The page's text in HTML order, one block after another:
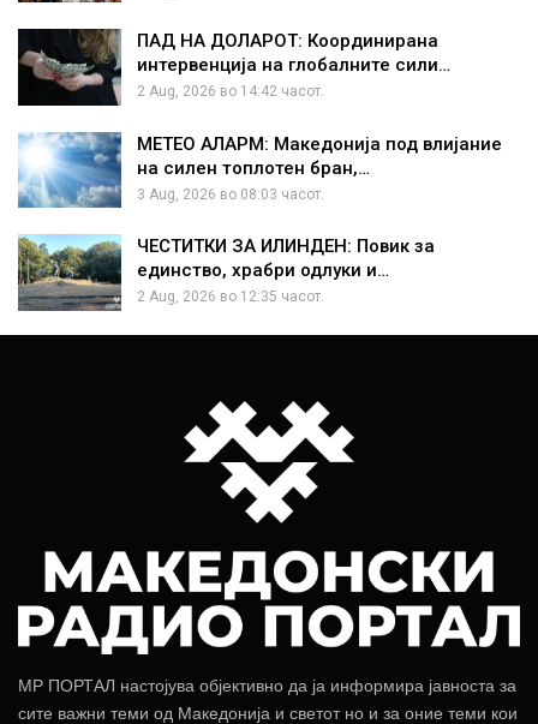
ПАД НА ДОЛАРОТ: Координирана
интервенција на глобалните сили…
2 Aug, 2026 во 14:42 часот.
МЕТЕО АЛАРМ: Македонија под влијание
на силен топлотен бран,…
3 Aug, 2026 во 08:03 часот.
ЧЕСТИТКИ ЗА ИЛИНДЕН: Повик за
единство, храбри одлуки и…
2 Aug, 2026 во 12:35 часот.
МР ПОРТАЛ настојува објективно да ја информира јавноста за
сите важни теми од Македонија и светот но и за оние теми кои